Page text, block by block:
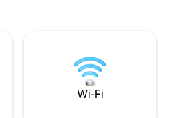
ウル、コッ
、ミルクが
Wi-Fiにより、一
せ、インターネッ
す。
Wi-Fi